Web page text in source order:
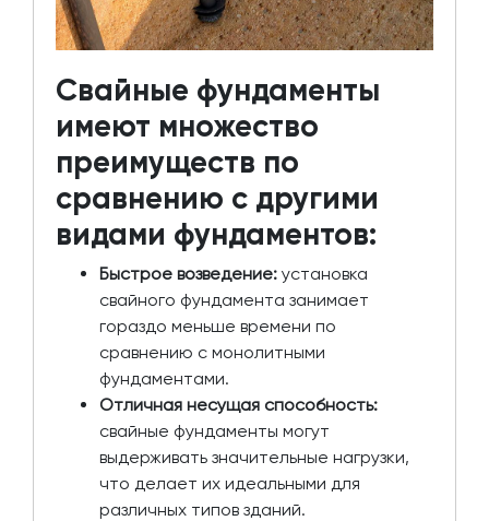
Свайные фундаменты
имеют множество
преимуществ по
сравнению с другими
видами фундаментов:
Быстрое возведение: установка
свайного фундамента занимает
гораздо меньше времени по
сравнению с монолитными
фундаментами.
Отличная несущая способность:
свайные фундаменты могут
выдерживать значительные нагрузки,
что делает их идеальными для
различных типов зданий.